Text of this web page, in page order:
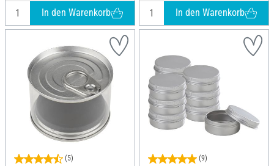
In den Warenkorb In den Warenkorb
(5) (9)